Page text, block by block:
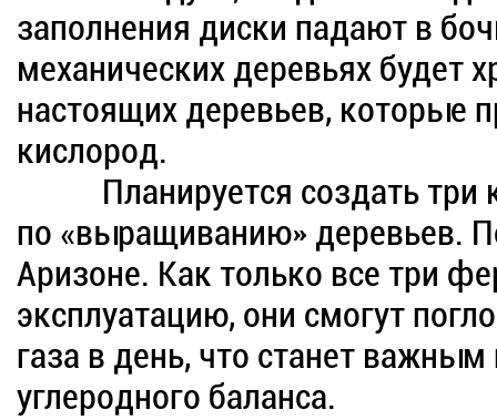
заполнения диски падают в
механических деревьях будет
настоящих деревьев, которые
кислород.
Планируется создать три
по «выращиванию» деревьев.
Аризоне. Как только все три
эксплуатацию, они смогут
газа в день, что станет
углеродного баланса.